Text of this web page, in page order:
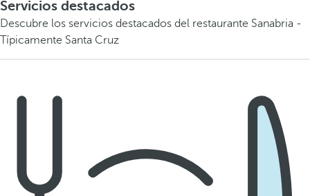
Servicios destacados
Descubre los servicios destacados del restaurante Sanabria -
Típicamente Santa Cruz